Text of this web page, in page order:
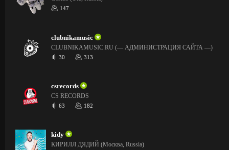
147
clubnikamusic
CLUBNIKAMUSIC.RU (— АДМИНИСТРАЦИЯ САЙТА —)
30 313
csrecords
CS RECORDS
63 182
kidy
КИРИЛЛ ДЯДИЙ (Москва, Russia)